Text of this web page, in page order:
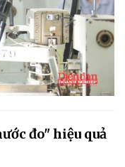
đo" hiệu quả